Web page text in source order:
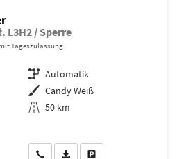
L3H2 / Sperre
Tageszulassung
Getriebe Automatik
Außenfarbe Candy Weiß
Kilometerstand 50 km
Wir rufen Sie anFahrzeugexposé (PDF)